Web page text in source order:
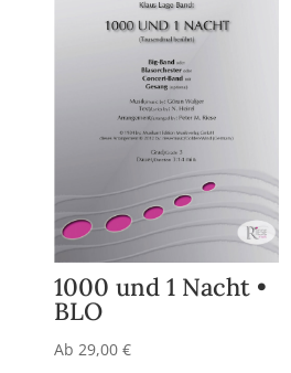
1000 und 1 Nacht •
BLO
Ab 29,00 €